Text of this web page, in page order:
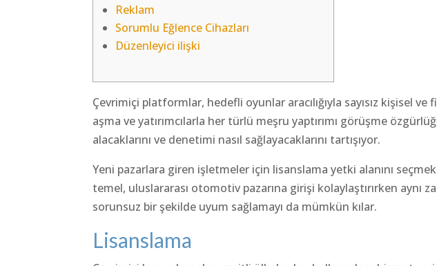
Reklam
Sorumlu Eğlence Cihazları
Düzenleyici ilişki
Çevrimiçi platformlar, hedefli oyunlar aracılığıyla sayısız kişisel ve
aşma ve yatırımcılarla her türlü meşru yaptırımı görüşme
alacaklarını ve denetimi nasıl sağlayacaklarını tartışıyor.
Yeni pazarlara giren işletmeler için lisanslama yetki alanını
temel, uluslararası otomotiv pazarına girişi kolaylaştırırken aynı
sorunsuz bir şekilde uyum sağlamayı da mümkün kılar.
Lisanslama